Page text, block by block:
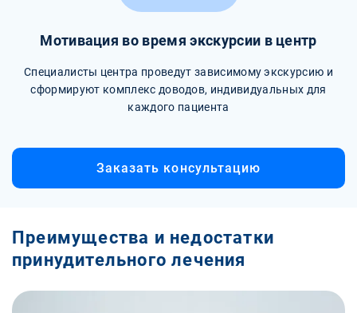
Мотивация во время экскурсии в центр
Специалисты центра проведут зависимому экскурсию и
сформируют комплекс доводов, индивидуальных для
каждого пациента
Заказать консультацию
Преимущества и недостатки
принудительного лечения